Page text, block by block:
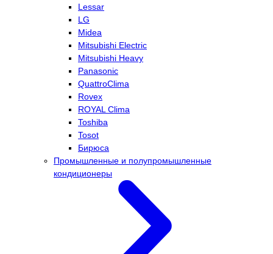
Lessar
LG
Midea
Mitsubishi Electric
Mitsubishi Heavy
Panasonic
QuattroClima
Rovex
ROYAL Clima
Toshiba
Tosot
Бирюса
Промышленные и полупромышленные
кондиционеры